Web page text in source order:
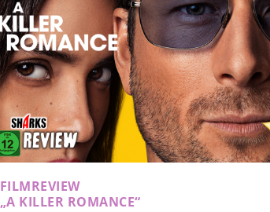
FILMREVIEW
„A KILLER ROMANCE“